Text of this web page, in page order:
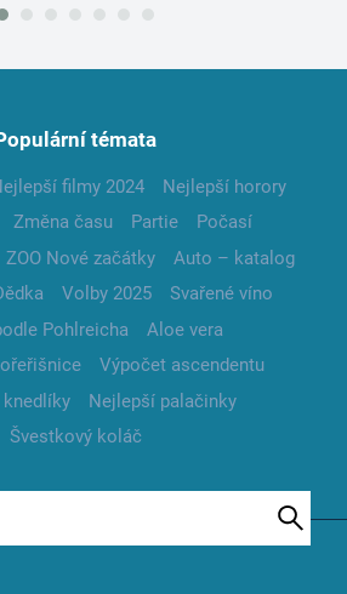
témata
filmy 2024
Nejlepší horory
Změna času Partie
Počasí
ZOO Nové začátky
Auto – katalog
Volby 2025
Svařené víno
Pohlreicha
Aloe vera
Výpočet ascendentu
knedlíky
Nejlepší palačinky
Švestkový koláč